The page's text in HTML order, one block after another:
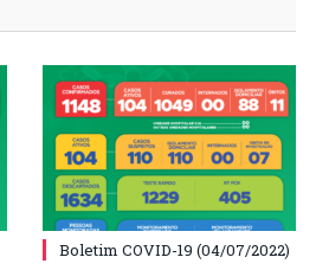
Boletim COVID-19 (04/07/2022)